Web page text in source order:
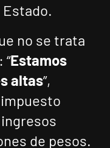
no se trata
Estamos
altas”,
de pesos.